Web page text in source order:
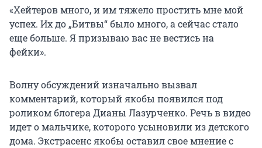
«Хейтеров много, и им тяжело простить мне мой
успех. Их до „Битвы“ было много, а сейчас стало
еще больше. Я призываю вас не вестись на
фейки».
Волну обсуждений изначально вызвал
комментарий, который якобы появился под
роликом блогера Дианы Лазурченко. Речь в видео
идет о мальчике, которого усыновили из детского
дома. Экстрасенс якобы оставил свое мнение с